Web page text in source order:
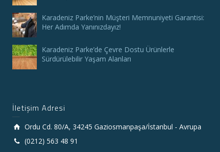
Karadeniz Parke’nin Müşteri Memnuniyeti Garantisi:
Her Adımda Yanınızdayız!
Karadeniz Parke’de Çevre Dostu Ürünlerle
Sürdürülebilir Yaşam Alanları
İletişim Adresi
Ordu Cd. 80/A, 34245 Gaziosmanpaşa/İstanbul - Avrupa
(0212) 563 48 91